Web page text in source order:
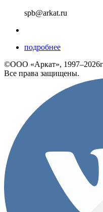
spb@arkat.ru
подробнее
©ООО «Аркат»,
Все права защищены.